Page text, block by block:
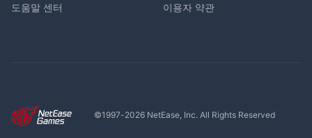
도움말 센터 이용자 약관
©1997-2026NetEase, Inc. All Rights Reserved